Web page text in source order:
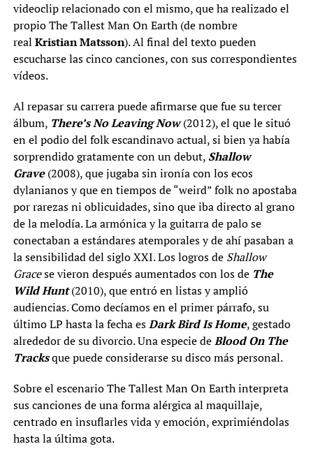
videoclip relacionado con el mismo, que ha realizado el
propio The Tallest Man On Earth (de nombre
real Kristian Matsson). Al final del texto pueden
escucharse las cinco canciones, con sus correspondientes
vídeos.
Al repasar su carrera puede afirmarse que fue su tercer
álbum, There’s No Leaving Now(2012), el que le situó
en el podio del folk escandinavo actual, si bien ya había
sorprendido gratamente con un debut, Shallow
Grave(2008), que jugaba sin ironía con los ecos
dylanianos y que en tiempos de “weird” folk no apostaba
por rarezas ni oblicuidades, sino que iba directo al grano
de la melodía. La armónica y la guitarra de palo se
conectaban a estándares atemporales y de ahí pasaban a
la sensibilidad del siglo XXI. Los logros de Shallow
Gracese vieron después aumentados con los de The
Wild Hunt(2010), que entró en listas y amplió
audiencias. Como decíamos en el primer párrafo, su
último LP hasta la fecha esDark Bird Is Home, gestado
alrededor de su divorcio. Una especie deBlood On The
Tracksque puede considerarse su disco más personal.
Sobre el escenario The Tallest Man On Earth interpreta
sus canciones de una forma alérgica al maquillaje,
centrado en insuflarles vida y emoción, exprimiéndolas
hasta la última gota.